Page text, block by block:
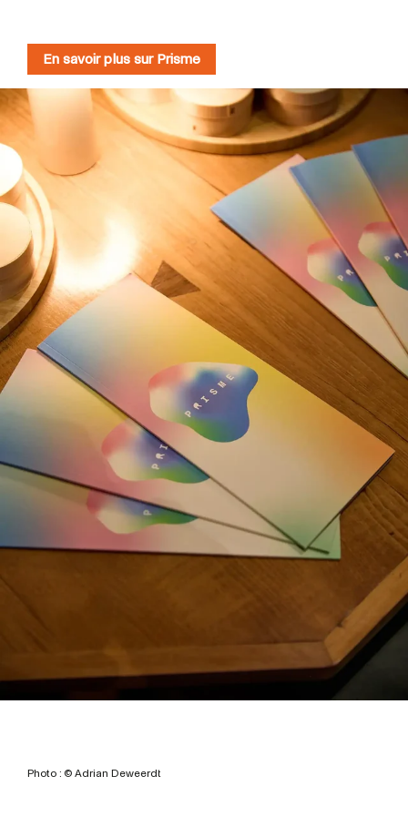
En savoir plus sur Prisme
Photo : © Adrian Deweerdt